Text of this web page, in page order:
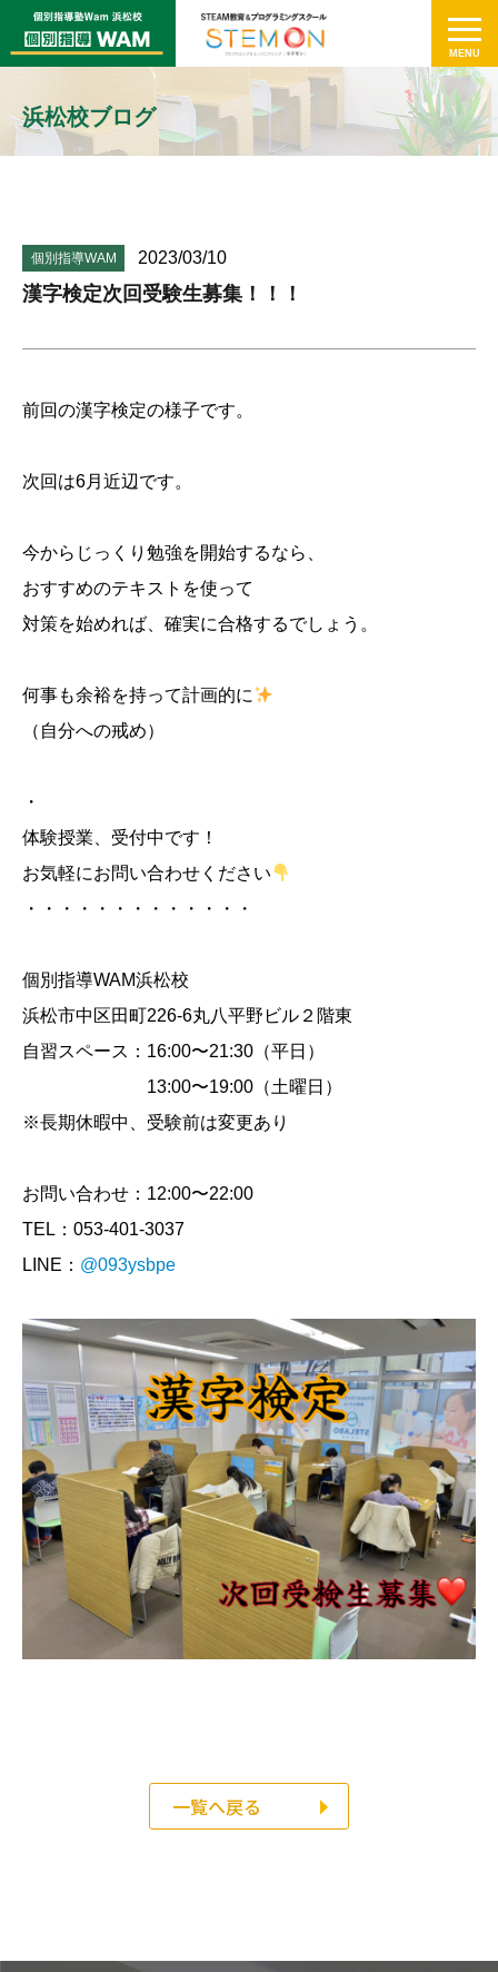
浜松校ブログ
個別指導WAM 2023/03/10
漢字検定次回受験生募集！！！
前回の漢字検定の様子です。
次回は6月近辺です。
今からじっくり勉強を開始するなら、
おすすめのテキストを使って
対策を始めれば、確実に合格するでしょう。
何事も余裕を持って計画的に
（自分への戒め）
・
体験授業、受付中です！
お気軽にお問い合わせください
・・・・・・・・・・・・・
個別指導WAM浜松校
浜松市中区田町226-6丸八平野ビル２階東
自習スペース：16:00〜21:30（平日）
13:00〜19:00（土曜日）
※長期休暇中、受験前は変更あり
お問い合わせ：12:00〜22:00
TEL：053-401-3037
LINE： @093ysbpe
一覧へ戻る